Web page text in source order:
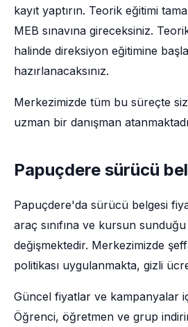
kayıt yaptırın. Teorik eğitimi
MEB sınavına gireceksiniz.
halinde direksiyon eğitimine
hazırlanacaksınız.
Merkezimizde tüm bu süreçte
uzman bir danışman
Papuçdere sürücü
Papuçdere'da sürücü belgesi
araç sınıfına ve kursun
değişmektedir. Merkezimizde
politikası uygulanmakta, gizli
Güncel fiyatlar ve kampanyalar
Öğrenci, öğretmen ve grup